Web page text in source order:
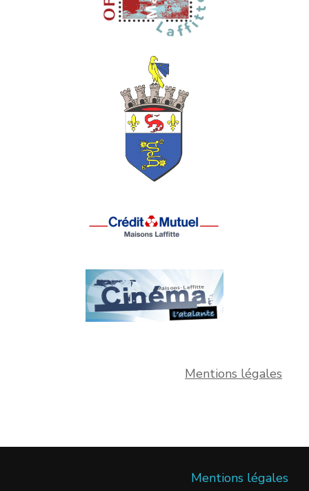
Mentions légales
Mentions légales